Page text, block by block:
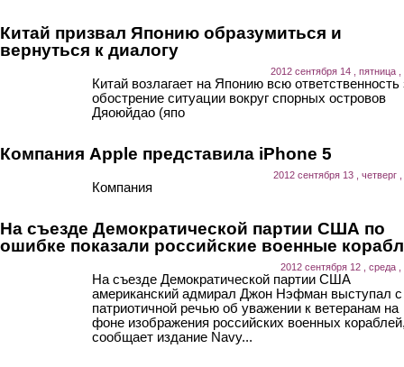
Китай призвал Японию образумиться и
вернуться к диалогу
2012 сентября 14 , пятница ,
Китай возлагает на Японию всю ответственность
обострение ситуации вокруг спорных островов
Дяоюйдао (япо
Компания Apple представила iPhone 5
2012 сентября 13 , четверг ,
Компания
На съезде Демократической партии США по
ошибке показали российские военные
2012 сентября 12 , среда ,
На съезде Демократической партии США
американский адмирал Джон Нэфман выступал с
патриотичной речью об уважении к ветеранам на
фоне изображения российских военных
сообщает издание Navy...